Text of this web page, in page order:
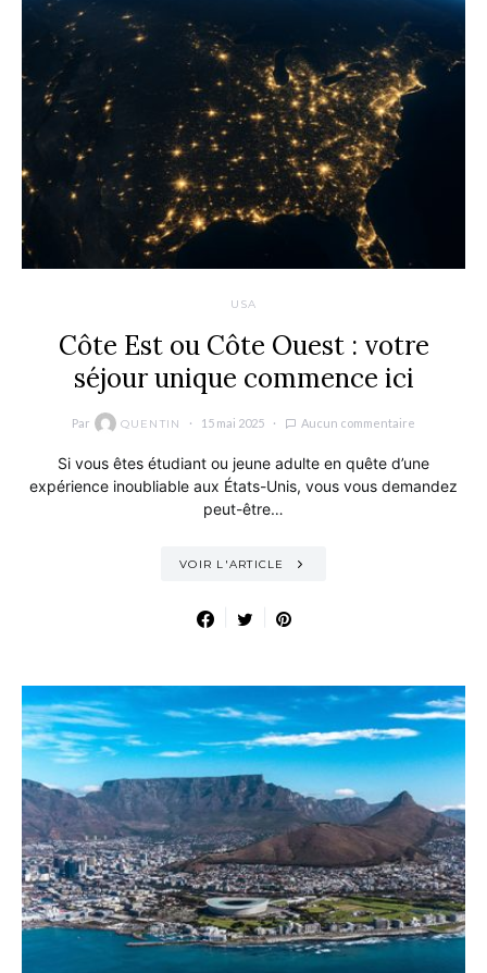
USA
Côte Est ou Côte Ouest : votre
séjour unique commence ici
Par QUENTIN 15 mai 2025 Aucun commentaire
Si vous êtes étudiant ou jeune adulte en quête d’une
expérience inoubliable aux États-Unis, vous vous demandez
peut-être…
VOIR L'ARTICLE